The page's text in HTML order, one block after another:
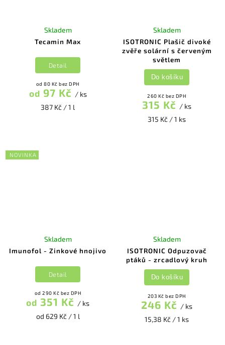
Tecamin Max
Skladem
od 80 Kč bez DPH
od 97 Kč / ks
387 Kč / 1 l
Detail
ISOTRONIC Plašič divoké
zvěře solární s červeným
světlem
Skladem
260 Kč bez DPH
315 Kč / ks
315 Kč / 1 ks
Do košíku
NOVINKA
Imunofol - Zinkové hnojivo
Skladem
od 290 Kč bez DPH
od 351 Kč / ks
od 629 Kč / 1 l
Detail
ISOTRONIC Odpuzovač
ptáků - zrcadlový kruh
Skladem
203 Kč bez DPH
246 Kč / ks
15,38 Kč / 1 ks
Do košíku